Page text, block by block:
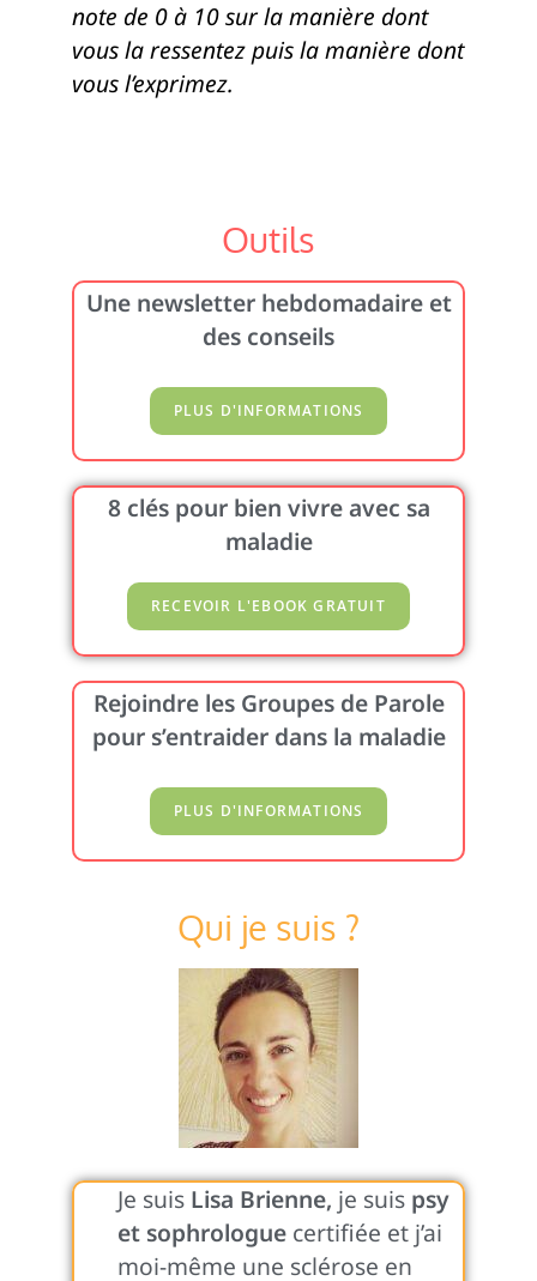
note de 0 à 10 sur la manière dont
vous la ressentez puis la manière dont
vous l’exprimez.
Outils
Une newsletter hebdomadaire et
des conseils
8 clés pour bien vivre avec sa
maladie
Rejoindre les Groupes de Parole
pour s’entraider dans la maladie
Qui je suis ?
Je suis Lisa Brienne, je suis psy
et sophrologue certifiée et j’ai
moi-même une sclérose en